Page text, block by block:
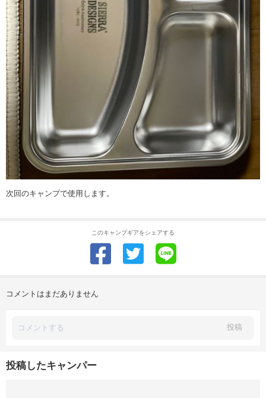
次回のキャンプで使用します。
このキャンプギアをシェアする
コメントはまだありません
投稿
投稿したキャンパー